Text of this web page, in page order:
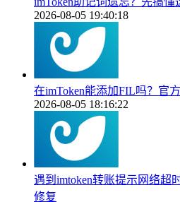
2026-08-05 19:40:18
在imToken能添加FIL吗？官
2026-08-05 18:16:22
遇到imtoken转账提示网络超
修复